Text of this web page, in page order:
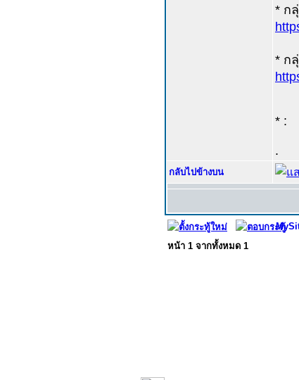
* ก
* ก
* :
.
กลับไปข้างบน
หน้า 1 จากทั้งหมด 1